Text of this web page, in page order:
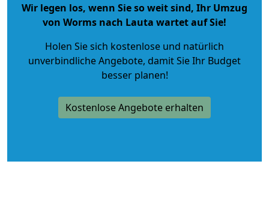
Wir legen los, wenn Sie so weit sind, Ihr Umzug
von Worms nach Lauta wartet auf Sie!
Holen Sie sich kostenlose und natürlich
unverbindliche Angebote, damit Sie Ihr Budget
besser planen!
Kostenlose Angebote erhalten